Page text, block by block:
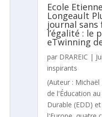
Ecole
Longeault
journal
l’égalité : le
eTwinning
par DRAREIC |
inspirants
(Auteur :
de l'Éducation
Durable (EDD)